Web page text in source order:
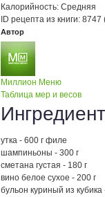
Калорийность: Средняя
ID рецепта из книги: 8747
Автор
Миллион Меню
Таблица мер и весов
утка - 600 г филе
шампиньоны - 300 г
сметана густая - 180 г
вино белое сухое - 200 г
бульон куриный из кубика